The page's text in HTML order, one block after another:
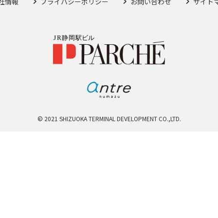
© 2021 SHIZUOKA TERMINAL DEVELOPMENT CO.,LTD.